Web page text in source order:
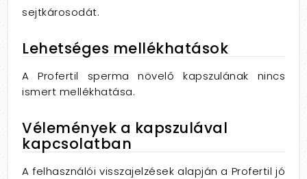
sejtkárosodát.
Lehetséges mellékhatások
A Profertil sperma növelő kapszulának nincs
ismert mellékhatása.
Vélemények a kapszulával
kapcsolatban
A felhasználói visszajelzések alapján a Profertil jó